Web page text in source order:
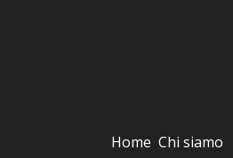
Home Chi siamo